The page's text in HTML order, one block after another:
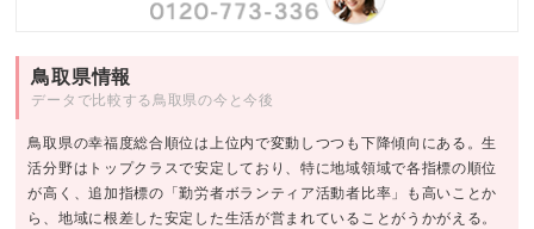
鳥取県情報
データで比較する鳥取県の今と今後
鳥取県の幸福度総合順位は上位内で変動しつつも下降傾向にある。生
活分野はトップクラスで安定しており、特に地域領域で各指標の順位
が高く、追加指標の「勤労者ボランティア活動者比率」も高いことか
ら、地域に根差した安定した生活が営まれていることがうかがえる。